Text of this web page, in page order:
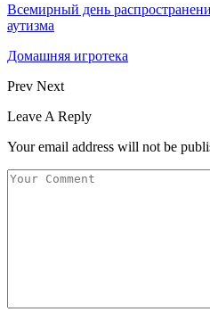
Всемирный день
аутизма
Домашняя игротека
Prev Next
Leave A Reply
Your email address will not be